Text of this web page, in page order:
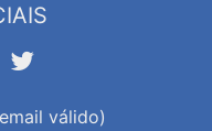
válido)